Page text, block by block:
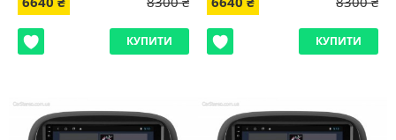
КУПИТИ КУПИТИ